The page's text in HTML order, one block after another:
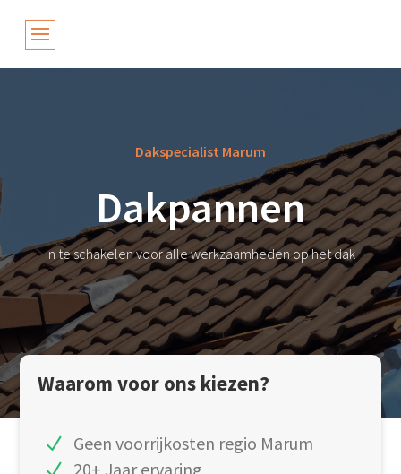
Dakspecialist Marum
Dakpannen
In te schakelen voor alle werkzaamheden op het dak
Waarom voor ons kiezen?
Geen voorrijkosten regio Marum
20+ Jaar ervaring